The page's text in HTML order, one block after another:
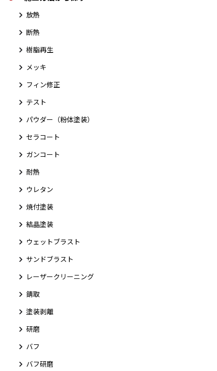
放熱
断熱
樹脂再生
メッキ
フィン修正
テスト
パウダー（粉体塗装）
セラコート
ガンコート
耐熱
ウレタン
焼付塗装
結晶塗装
ウェットブラスト
サンドブラスト
レーザークリーニング
錆取
塗装剥離
研磨
バフ
バフ研磨